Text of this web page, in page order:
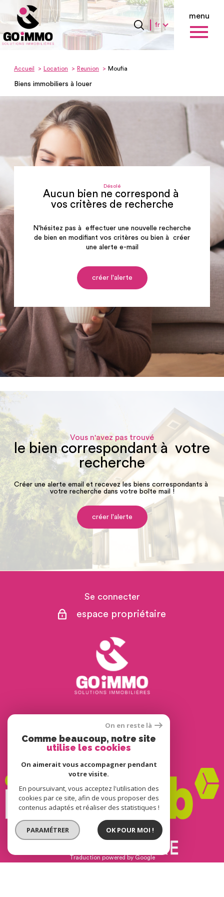
menu
Langue
fr
Accueil
0
Langue
Accueil Location Reunion Moufia
Biens immobiliers à louer
Désolé
Aucun bien ne correspond à
vos critères de recherche
N'hésitez pas à effectuer une nouvelle recherche
de bien en modifiant vos critères ou bien à créer
une alerte e-mail
créer l'alerte
Vous n'avez pas trouvé
le bien correspondant à votre
recherche
Créer une alerte email et recevez les biens correspondants à
votre recherche dans votre boîte mail !
créer l'alerte
Se connecter
espace propriétaire
Adhérents
Traduction powered by Google
On en reste là
Comme beaucoup, notre site
utilise les cookies
On aimerait vous accompagner pendant
votre visite.
En poursuivant, vous acceptez l'utilisation des
cookies par ce site, afin de vous proposer des
contenus adaptés et réaliser des statistiques !
PARAMÉTRER OK POUR MOI !